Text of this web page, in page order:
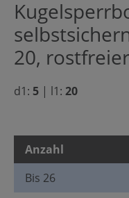
20,
d1: 5 | l1: 20
Anzahl
Bis 26